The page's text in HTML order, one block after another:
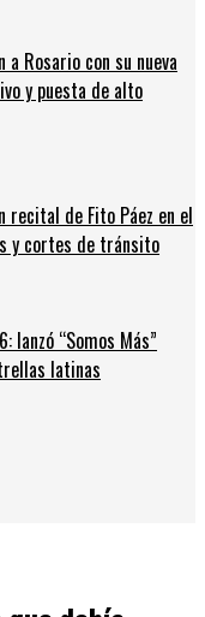
a Rosario con su nueva
y puesta de alto
recital de Fito Páez en el
y cortes de tránsito
lanzó “Somos Más”
latinas